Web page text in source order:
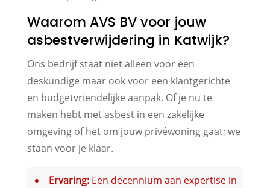
Waarom AVS BV voor jouw
asbestverwijdering in Katwijk?
Ons bedrijf staat niet alleen voor een
deskundige maar ook voor een klantgerichte
en budgetvriendelijke aanpak. Of je nu te
maken hebt met asbest in een zakelijke
omgeving of het om jouw privéwoning gaat; we
staan voor je klaar.
Ervaring:Een decennium aan expertise in